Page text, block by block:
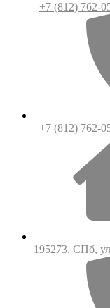
+7 (812) 762-
+7 (812) 762-
195273, СПб,